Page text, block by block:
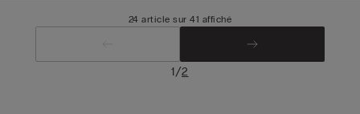
24 article sur 41 affiché
1/2